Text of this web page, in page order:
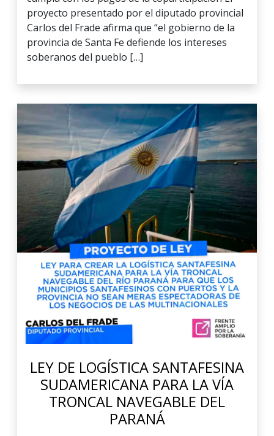
proyecto presentado por el diputado provincial
Carlos del Frade afirma que “el gobierno de la
provincia de Santa Fe defiende los intereses
soberanos del pueblo […]
LEY DE LOGÍSTICA SANTAFESINA
SUDAMERICANA PARA LA VÍA
TRONCAL NAVEGABLE DEL
PARANÁ